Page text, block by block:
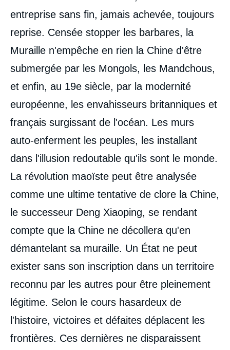
entreprise sans fin, jamais achevée, toujours
reprise. Censée stopper les barbares, la
Muraille n'empêche en rien la Chine d'être
submergée par les Mongols, les Mandchous,
et enfin, au 19e siècle, par la modernité
européenne, les envahisseurs britanniques et
français surgissant de l'océan. Les murs
auto-enferment les peuples, les installant
dans l'illusion redoutable qu'ils sont le monde.
La révolution maoïste peut être analysée
comme une ultime tentative de clore la Chine,
le successeur Deng Xiaoping, se rendant
compte que la Chine ne décollera qu'en
démantelant sa muraille. Un État ne peut
exister sans son inscription dans un territoire
reconnu par les autres pour être pleinement
légitime. Selon le cours hasardeux de
l'histoire, victoires et défaites déplacent les
frontières. Ces dernières ne disparaissent